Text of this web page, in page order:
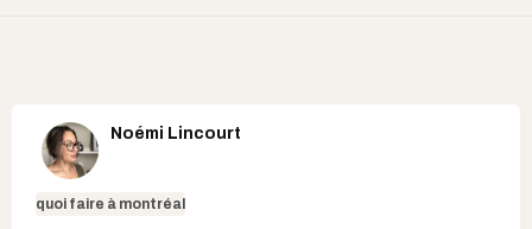
Noémi Lincourt
quoi faire à montréal